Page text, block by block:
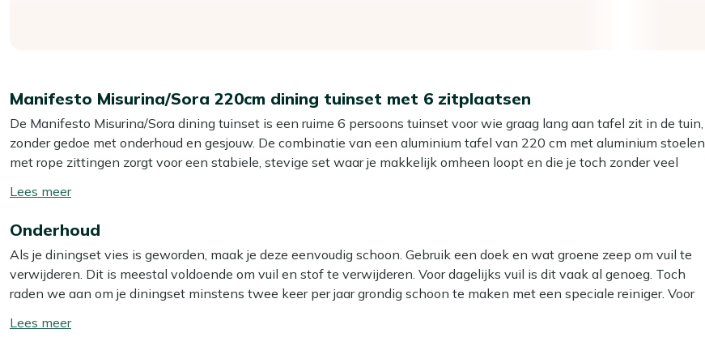
Manifesto Misurina/Sora 220cm dining tuinset met 6 zitplaatsen
De Manifesto Misurina/Sora dining tuinset is een ruime 6 persoons tuinset voor wie graag lang aan tafel zit in de tuin,
zonder gedoe met onderhoud en gesjouw. De combinatie van een aluminium tafel van 220 cm met aluminium stoelen
met rope zittingen zorgt voor een stabiele, stevige set waar je makkelijk omheen loopt en die je toch zonder veel
lang natafelen met vrienden of familie? Dan zit je met deze set letterlijk goed.
Eigenschappen
Aluminium tafelblad en onderstel:licht van gewicht, sterk en kan niet doorroesten
Aluminium stoelframe:je tilt de stoelen makkelijk op als je je terras wilt schoonmaken of anders indelen
Tafel van 220 cm lang:
Toon/verberg
meer
Onderhoud
Als je diningset vies is geworden, maak je deze eenvoudig schoon. Gebruik een doek en wat groene zeep om vuil te
verwijderen. Dit is meestal voldoende om vuil en stof te verwijderen. Voor dagelijks vuil is dit vaak al genoeg. Toch
raden we aan om je diningset minstens twee keer per jaar grondig schoon te maken met een speciale reiniger. Voor
Smit Textiel & Rope reiniger voor de rope zitting.
Toon/verberg